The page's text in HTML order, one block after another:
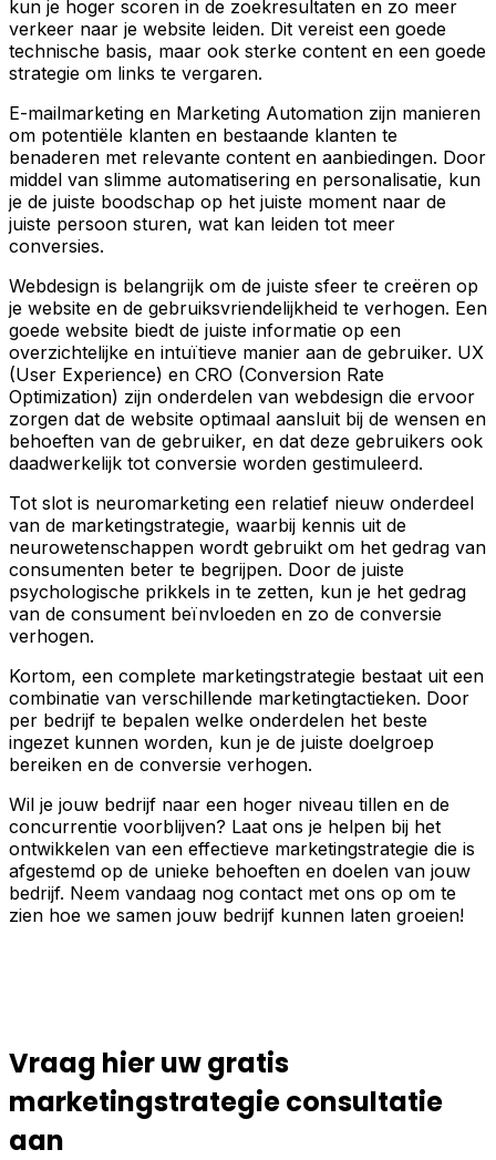
kun je hoger scoren in de zoekresultaten en zo meer
verkeer naar je website leiden. Dit vereist een goede
technische basis, maar ook sterke content en een goede
strategie om links te vergaren.
E-mailmarketing en Marketing Automation zijn manieren
om potentiële klanten en bestaande klanten te
benaderen met relevante content en aanbiedingen. Door
middel van slimme automatisering en personalisatie, kun
je de juiste boodschap op het juiste moment naar de
juiste persoon sturen, wat kan leiden tot meer
conversies.
Webdesign is belangrijk om de juiste sfeer te creëren op
je website en de gebruiksvriendelijkheid te verhogen. Een
goede website biedt de juiste informatie op een
overzichtelijke en intuïtieve manier aan de gebruiker. UX
(User Experience) en CRO (Conversion Rate
Optimization) zijn onderdelen van webdesign die ervoor
zorgen dat de website optimaal aansluit bij de wensen en
behoeften van de gebruiker, en dat deze gebruikers ook
daadwerkelijk tot conversie worden gestimuleerd.
Tot slot is neuromarketing een relatief nieuw onderdeel
van de marketingstrategie, waarbij kennis uit de
neurowetenschappen wordt gebruikt om het gedrag van
consumenten beter te begrijpen. Door de juiste
psychologische prikkels in te zetten, kun je het gedrag
van de consument beïnvloeden en zo de conversie
verhogen.
Kortom, een complete marketingstrategie bestaat uit een
combinatie van verschillende marketingtactieken. Door
per bedrijf te bepalen welke onderdelen het beste
ingezet kunnen worden, kun je de juiste doelgroep
bereiken en de conversie verhogen.
Wil je jouw bedrijf naar een hoger niveau tillen en de
concurrentie voorblijven? Laat ons je helpen bij het
ontwikkelen van een effectieve marketingstrategie die is
afgestemd op de unieke behoeften en doelen van jouw
bedrijf. Neem vandaag nog contact met ons op om te
zien hoe we samen jouw bedrijf kunnen laten groeien!
Vraag hier uw gratis
marketingstrategie consultatie
aan